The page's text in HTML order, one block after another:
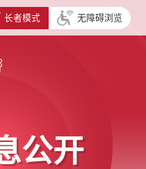
长者模式 无障碍浏览
公开